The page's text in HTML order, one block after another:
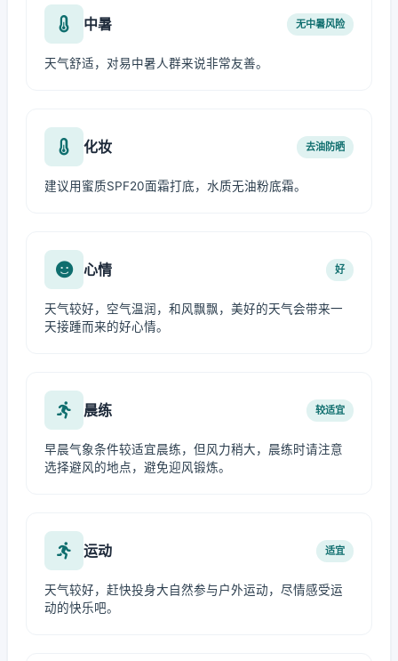
中暑 无中暑风险
天气舒适，对易中暑人群来说非常友善。
化妆 去油防晒
建议用蜜质SPF20面霜打底，水质无油粉底霜。
心情 好
天气较好，空气温润，和风飘飘，美好的天气会带来一
天接踵而来的好心情。
晨练 较适宜
早晨气象条件较适宜晨练，但风力稍大，晨练时请注意
选择避风的地点，避免迎风锻炼。
运动 适宜
天气较好，赶快投身大自然参与户外运动，尽情感受运
动的快乐吧。